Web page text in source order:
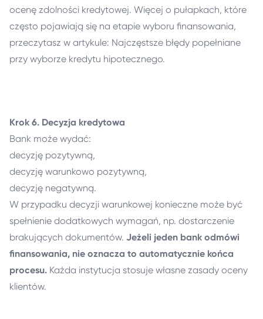
ocenę zdolności kredytowej. Więcej o pułapkach, które
często pojawiają się na etapie wyboru finansowania,
przeczytasz w artykule: Najczęstsze błędy popełniane
przy wyborze kredytu hipotecznego.
Krok 6. Decyzja kredytowa
Bank może wydać:
decyzję pozytywną,
decyzję warunkowo pozytywną,
decyzję negatywną.
W przypadku decyzji warunkowej konieczne może być
spełnienie dodatkowych wymagań, np. dostarczenie
brakujących dokumentów. Jeżeli jeden bank odmówi
finansowania, nie oznacza to automatycznie końca
procesu. Każda instytucja stosuje własne zasady oceny
klientów.